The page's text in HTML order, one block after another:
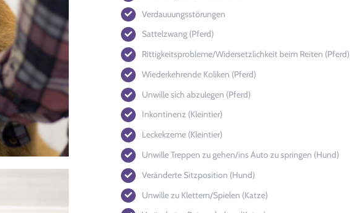
Verdauuungsstörungen
Sattelzwang (Pferd)
Rittigkeitsprobleme/Widersetzlichkeit beim Reiten (Pferd)
Wiederkehrende Koliken (Pferd)
Unwille sich abzulegen (Pferd)
Inkontinenz (Kleintier)
Leckekzeme (Kleintier)
Unwille Treppen zu gehen/ins Auto zu springen (Hund)
Veränderte Sitzposition (Hund)
Unwille zu Klettern/Spielen (Katze)